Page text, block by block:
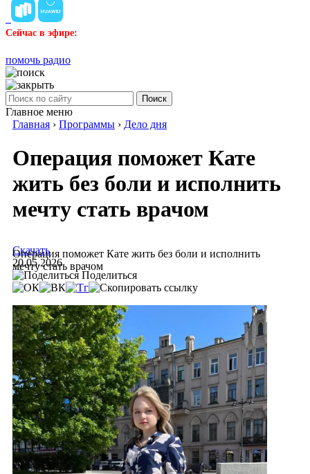
Сейчас в эфире:
помочь радио
Поиск
Главное меню
Главная › Программы › Дело дня
Операция поможет Кате
жить без боли и исполнить
мечту стать врачом
Операция поможет Кате жить без боли и исполнить
мечту стать врачом
Скачать
20.05.2026
Поделиться